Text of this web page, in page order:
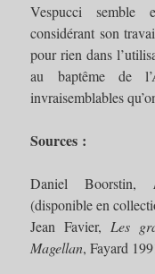
Vespucci semble
considérant son
pour rien dans
au baptême de
invraisemblables
Sources :
Daniel Boorstin,
(disponible en
Jean Favier, Les
Magellan, Fayard